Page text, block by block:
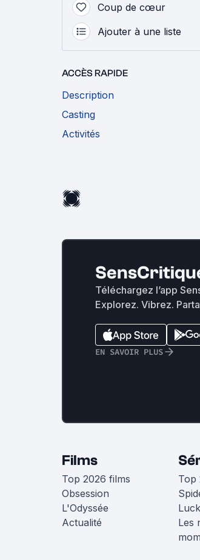
Coup de cœur
Ajouter à une liste
ACCÈS RAPIDE
Description
Casting
Activités
Téléchargez l’app
Explorez. Vibrez.
EN SAVOIR PLUS
Films
Top 2026 films
Obsession
L'Odyssée
Actualité
Top
Les